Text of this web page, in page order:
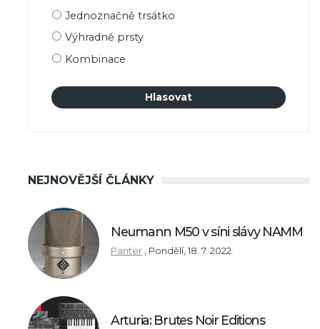
Možnosti
Jednoznačně trsátko
Výhradně prsty
Kombinace
NEJNOVĚJŠÍ ČLÁNKY
Neumann M50 v síni slávy NAMM
Panter , Pondělí, 18. 7. 2022
Arturia: Brutes Noir Editions